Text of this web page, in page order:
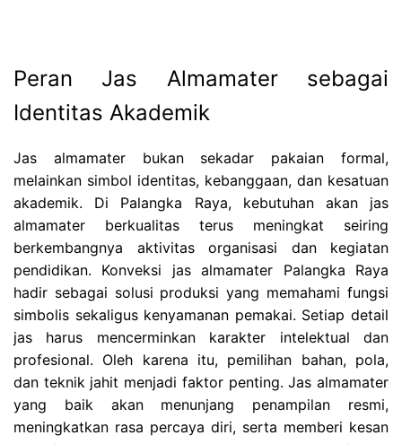
Peran Jas Almamater sebagai
Identitas Akademik
Jas almamater bukan sekadar pakaian formal,
melainkan simbol identitas, kebanggaan, dan kesatuan
akademik. Di Palangka Raya, kebutuhan akan jas
almamater berkualitas terus meningkat seiring
berkembangnya aktivitas organisasi dan kegiatan
pendidikan. Konveksi jas almamater Palangka Raya
hadir sebagai solusi produksi yang memahami fungsi
simbolis sekaligus kenyamanan pemakai. Setiap detail
jas harus mencerminkan karakter intelektual dan
profesional. Oleh karena itu, pemilihan bahan, pola,
dan teknik jahit menjadi faktor penting. Jas almamater
yang baik akan menunjang penampilan resmi,
meningkatkan rasa percaya diri, serta memberi kesan